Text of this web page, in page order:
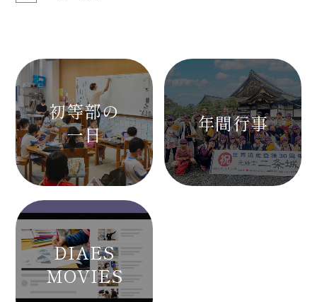
初等部の
一日
年間行事
DIAES
MOVIES